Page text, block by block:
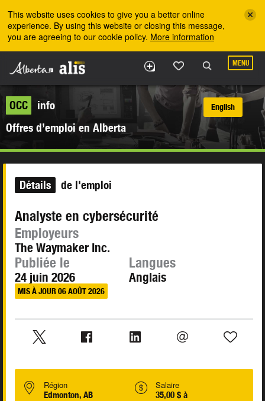
This website uses cookies to give you a better online
experience. By using this website or closing this message,
you are agreeing to our cookie policy. More information
MENU
OCC
info
Offres d’emploi en Alberta
English
Détails de l'emploi
Analyste en cybersécurité
Employeurs
The Waymaker Inc.
Publiée le
24 juin 2026
MIS À JOUR 06 AOÛT 2026
Langues
Anglais
Région
Edmonton, AB
Salaire
35,00 $ à